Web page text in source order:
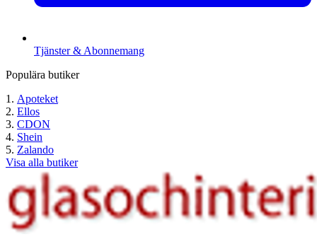
Tjänster & Abonnemang
Populära butiker
Apoteket
Ellos
CDON
Shein
Zalando
Visa alla butiker